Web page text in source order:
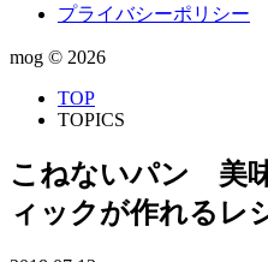
プライバシーポリシー
mog © 2026
TOP
TOPICS
こねないパン 美
ィックが作れるレ